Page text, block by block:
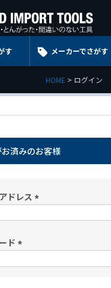
す メーカーでさがす
HOME ログイン
済みのお客様
ドレス
ド